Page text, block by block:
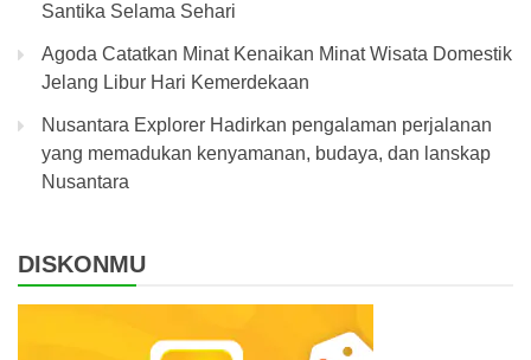
Santika Selama Sehari
Agoda Catatkan Minat Kenaikan Minat Wisata Domestik
Jelang Libur Hari Kemerdekaan
Nusantara Explorer Hadirkan pengalaman perjalanan
yang memadukan kenyamanan, budaya, dan lanskap
Nusantara
DISKONMU